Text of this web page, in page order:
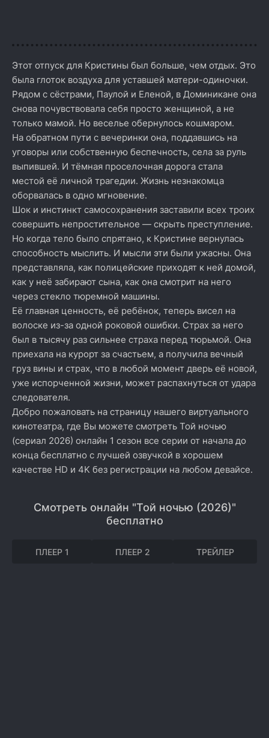
Этот отпуск для Кристины был больше, чем отдых. Это
была глоток воздуха для уставшей матери-одиночки.
Рядом с сёстрами, Паулой и Еленой, в Доминикане она
снова почувствовала себя просто женщиной, а не
только мамой. Но веселье обернулось кошмаром.
На обратном пути с вечеринки она, поддавшись на
уговоры или собственную беспечность, села за руль
выпившей. И тёмная проселочная дорога стала
местой её личной трагедии. Жизнь незнакомца
оборвалась в одно мгновение.
Шок и инстинкт самосохранения заставили всех троих
совершить непростительное — скрыть преступление.
Но когда тело было спрятано, к Кристине вернулась
способность мыслить. И мысли эти были ужасны. Она
представляла, как полицейские приходят к ней домой,
как у неё забирают сына, как она смотрит на него
через стекло тюремной машины.
Её главная ценность, её ребёнок, теперь висел на
волоске из-за одной роковой ошибки. Страх за него
был в тысячу раз сильнее страха перед тюрьмой. Она
приехала на курорт за счастьем, а получила вечный
груз вины и страх, что в любой момент дверь её новой,
уже испорченной жизни, может распахнуться от удара
следователя.
Добро пожаловать на страницу нашего виртуального
кинотеатра, где Вы можете смотреть Той ночью
(сериал 2026) онлайн 1 сезон все серии от начала до
конца бесплатно с лучшей озвучкой в хорошем
качестве HD и 4K без регистрации на любом девайсе.
Смотреть онлайн "Той ночью (2026)"
бесплатно
ПЛЕЕР 1 ПЛЕЕР 2 ТРЕЙЛЕР